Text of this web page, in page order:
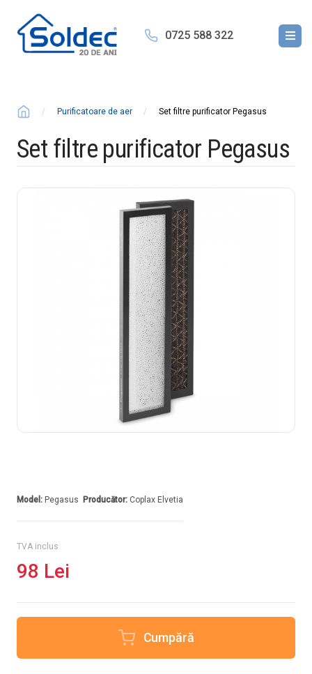
0725 588 322
Purificatoare de aer Set filtre purificator Pegasus
Set filtre purificator Pegasus
Model: Pegasus Producător: Coplax Elvetia
TVA inclus
98 Lei
Cumpără